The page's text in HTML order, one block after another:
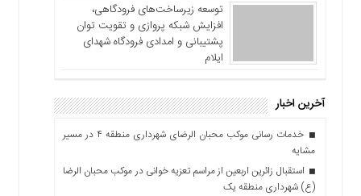
توسعه زیرساخت‌های فرودگاهی،
افزایش شبکه پروازی و تقویت توان
پشتیبانی و امدادی فرودگاه شهدای
ایلام
آخرین اخبار
خدمات رسانی موکب محبان الرضای شهرداری منطقه ۴ در مسیر
مشایه
استقبال زائرین اربعین از مراسم تعزیه خوانی در موکب محبان الرضا
(ع) شهرداری منطقه یک